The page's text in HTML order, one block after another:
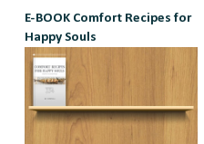
E-BOOK Comfort Recipes for
Happy Souls